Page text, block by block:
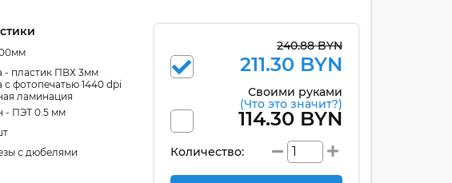
- пластик ПВХ 3мм
с фотопечатью 1440 dpi
ламинация
- ПЭТ 0.5 мм
с дюбелями
240.88 BYN
211.30 BYN
Своими руками
(Что это значит?)
114.30 BYN
Количество: